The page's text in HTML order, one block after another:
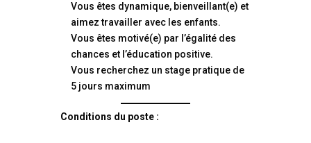
Vous êtes dynamique, bienveillant(e) et
aimez travailler avec les enfants.
Vous êtes motivé(e) par l’égalité des
chances et l’éducation positive.
Vous recherchez un stage pratique de
5 jours maximum
Conditions du poste :